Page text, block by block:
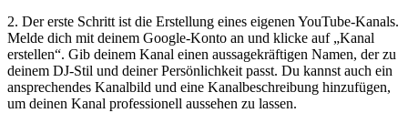
2. Der erste ⁢Schritt ist die Erstellung eines eigenen YouTube-Kanals.
Melde dich mit deinem Google-Konto an und klicke auf „Kanal
erstellen“. Gib ⁢deinem Kanal einen aussagekräftigen Namen, der​ zu​
deinem DJ-Stil und deiner Persönlichkeit passt. Du​ kannst auch ein
ansprechendes Kanalbild und eine Kanalbeschreibung hinzufügen,
um deinen Kanal professionell aussehen zu lassen.